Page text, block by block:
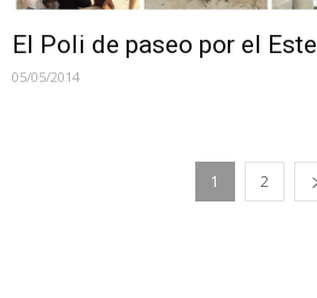
El Poli de paseo por el Este
05/05/2014
1 2